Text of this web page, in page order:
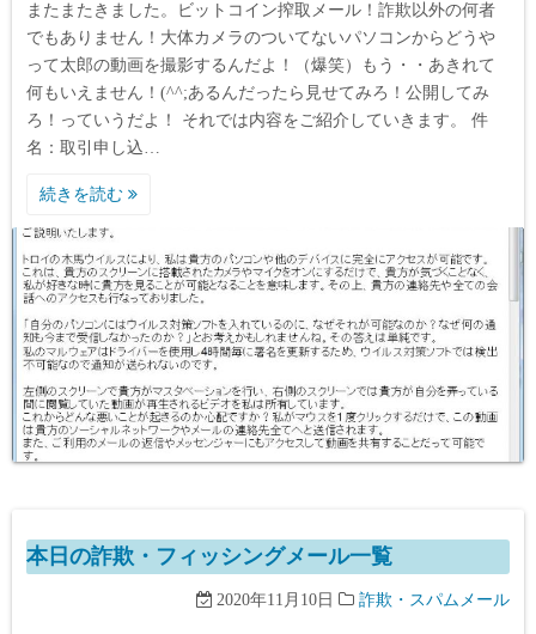
またまたきました。ビットコイン搾取メール！詐欺以外の何者
でもありません！大体カメラのついてないパソコンからどうや
って太郎の動画を撮影するんだよ！（爆笑）もう・・あきれて
何もいえません！(^^;あるんだったら見せてみろ！公開してみ
ろ！っていうだよ！ それでは内容をご紹介していきます。 件
名：取引申し込…
続きを読む
本日の詐欺・フィッシングメール一覧
2020年11月10日 詐欺・スパムメール